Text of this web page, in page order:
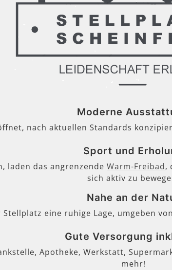
Moderne
nach aktuellen Standards
Sport und
laden das angrenzendeWarm-Freibad,
sich aktiv zu
Nahe an der
eine ruhige Lage, umgeben
Gute Versorgung
Apotheke, Werkstatt,
mehr!